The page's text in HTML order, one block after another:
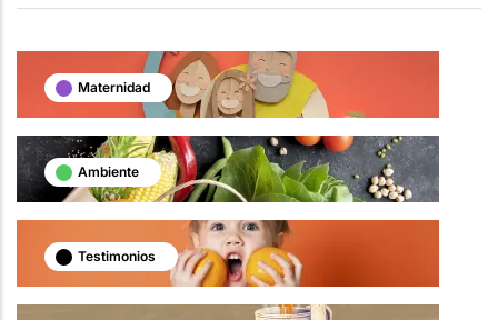
Maternidad
Ambiente
Testimonios